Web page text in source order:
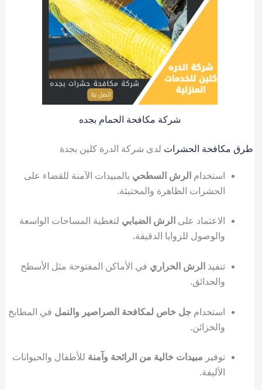
شركة مكافحة الحمام بجده
طرق مكافحة الحشرات لدى شركة الدرة كلين بجدة
استخدام الرش السطحي بالمبيدات الآمنة للقضاء على
الحشرات الظاهرة والمختبئة.
الاعتماد على الرش الضبابي لتغطية المساحات الواسعة
والوصول للزوايا الدقيقة.
تنفيذ الرش الحراري في الأماكن المفتوحة مثل الأسطح
والحدائق.
استخدام جل خاص لمكافحة الصراصير والنمل في المطابخ
والخزائن.
توفير مبيدات خالية من الرائحة وآمنة للأطفال والحيوانات
الأليفة.